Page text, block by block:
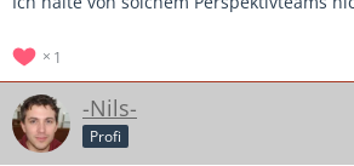
1
-Nils-
Profi